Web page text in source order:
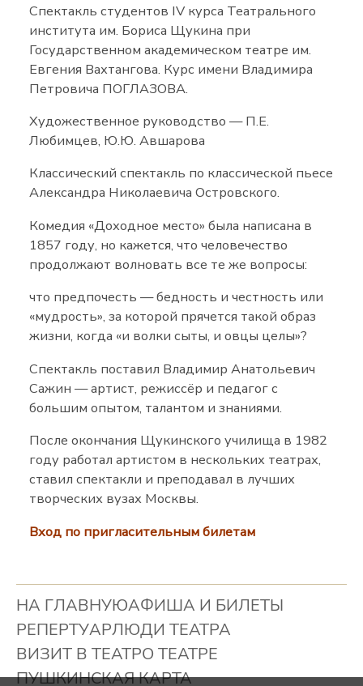
Спектакль студентов IV курса Театрального
института им. Бориса Щукина при
Государственном академическом театре им.
Евгения Вахтангова. Курс имени Владимира
Петровича ПОГЛАЗОВА.
Художественное руководство — П.Е.
Любимцев, Ю.Ю. Авшарова
Классический спектакль по классической пьесе
Александра Николаевича Островского.
Комедия «Доходное место» была написана в
1857 году, но кажется, что человечество
продолжают волновать все те же вопросы:
что предпочесть — бедность и честность или
«мудрость», за которой прячется такой образ
жизни, когда «и волки сыты, и овцы целы»?
Спектакль поставил Владимир Анатольевич
Сажин — артист, режиссёр и педагог с
большим опытом, талантом и знаниями.
После окончания Щукинского училища в 1982
году работал артистом в нескольких театрах,
ставил спектакли и преподавал в лучших
творческих вузах Москвы.
Вход по пригласительным билетам
НА ГЛАВНУЮАФИША И БИЛЕТЫ
РЕПЕРТУАРЛЮДИ ТЕАТРА
ВИЗИТ В ТЕАТРО ТЕАТРЕ
ПУШКИНСКАЯ КАРТА